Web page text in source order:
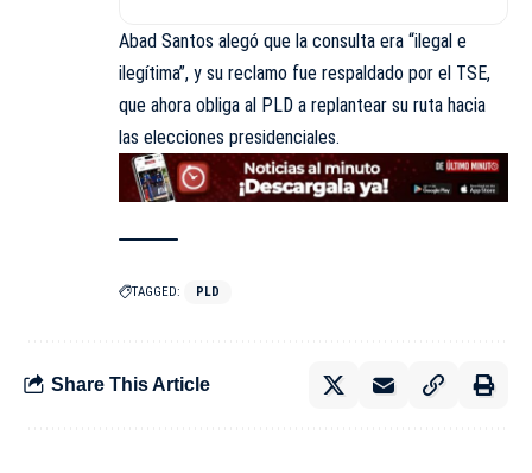
Abad Santos alegó que la consulta era “ilegal e
ilegítima”, y su reclamo fue respaldado por el TSE,
que ahora obliga al PLD a replantear su ruta hacia
las elecciones presidenciales.
TAGGED: PLD
Share This Article